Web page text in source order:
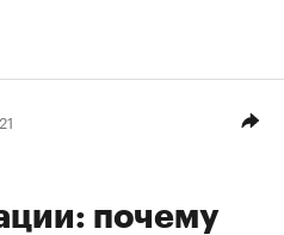
почему